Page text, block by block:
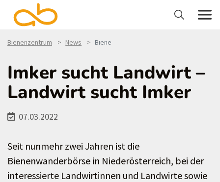
Bienenzentrum News Biene
Imker sucht Landwirt –
Landwirt sucht Imker
07.03.2022
Seit nunmehr zwei Jahren ist die
Bienenwanderbörse in Niederösterreich, bei der
interessierte Landwirtinnen und Landwirte sowie